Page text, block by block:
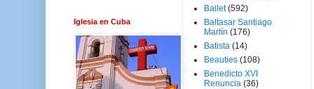
Iglesia en Cuba
Ballet (592)
Baltasar Santiago
Martín (176)
Batista (14)
Beauties (108)
Benedicto XVI
Renuncia (36)